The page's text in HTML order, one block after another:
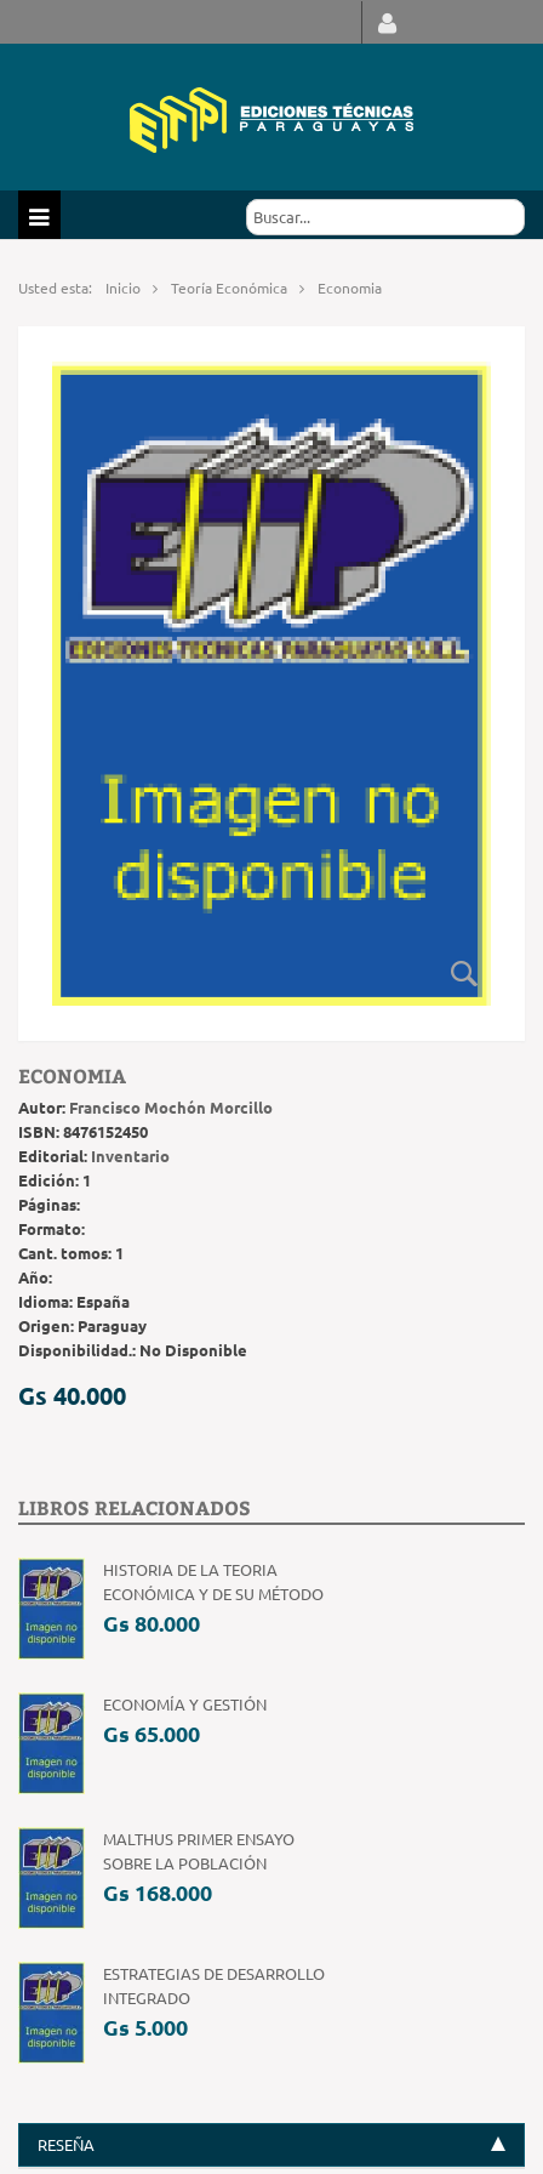
Usted esta: Inicio Teoría Económica Economia
ECONOMIA
Autor: Francisco Mochón Morcillo
ISBN:8476152450
Editorial: Inventario
Edición: 1
Páginas:
Formato:
Cant. tomos: 1
Año:
Idioma: España
Origen: Paraguay
Disponibilidad.: No Disponible
Gs 40.000
LIBROS RELACIONADOS
HISTORIA DE LA TEORIA
ECONÓMICA Y DE SU MÉTODO
Gs 80.000
ECONOMÍA Y GESTIÓN
Gs 65.000
MALTHUS PRIMER ENSAYO
SOBRE LA POBLACIÓN
Gs 168.000
ESTRATEGIAS DE DESARROLLO
INTEGRADO
Gs 5.000
RESEÑA